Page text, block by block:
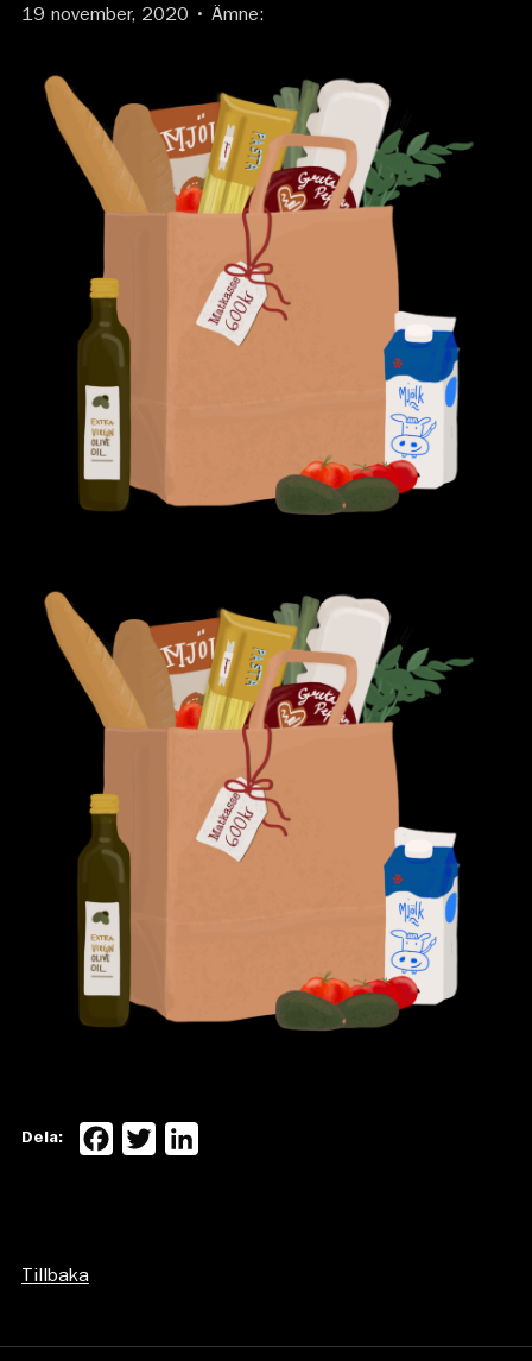
19 november, 2020 • Ämne:
Dela: Facebook
Twitter
Tillbaka